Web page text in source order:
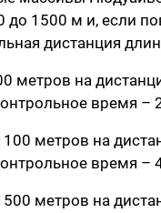
1500 м и, если
дистанция
метров на
время –
метров на
время –
метров на